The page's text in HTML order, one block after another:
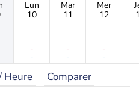
Lun
10
-
-
Mar
11
-
-
Mer
12
-
-
Heure Comparer